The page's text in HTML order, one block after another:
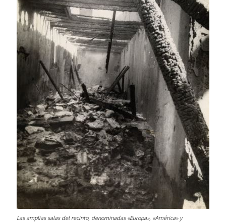
Las amplias salas del recinto, denominadas «Europa», «América» y